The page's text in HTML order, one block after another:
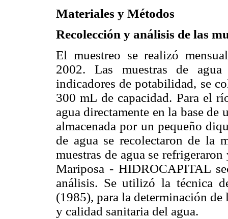
Materiales y Métodos
Recolección y análisis de las
El muestreo se realizó
2002. Las muestras de
indicadores de potabilidad, se
300 mL de capacidad. Para el
agua directamente en la base de
almacenada por un pequeño
de agua se recolectaron de la
muestras de agua se
Mariposa - HIDROCAPITAL
análisis. Se utilizó la técnica
(1985), para la determinación
y calidad sanitaria del agua.